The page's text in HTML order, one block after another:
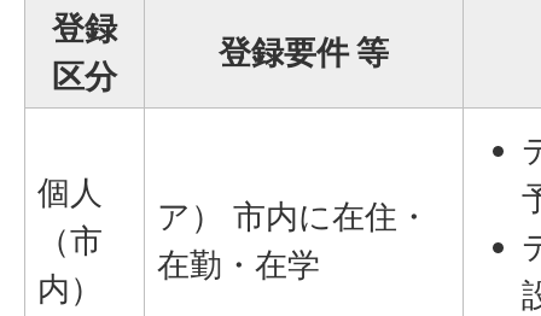
登録
区分
登録要件 等
個人
（市
内）
ア） 市内に在住・
在勤・在学